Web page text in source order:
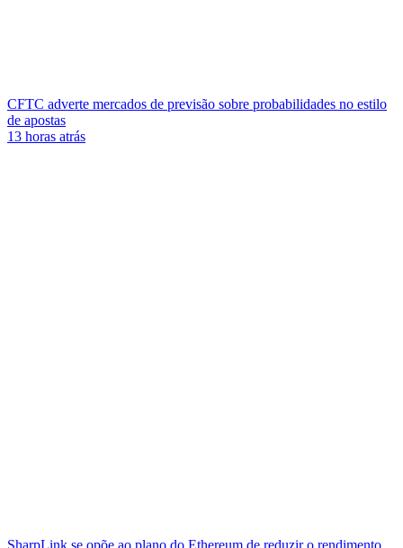
CFTC adverte mercados de previsão sobre probabilidades no estilo
de apostas
13 horas atrás